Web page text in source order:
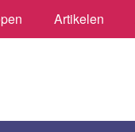
Artikelen